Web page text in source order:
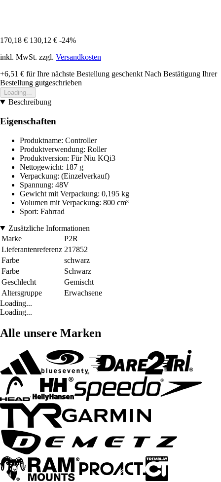
170,18 € 130,12 € -24%
inkl. MwSt. zzgl. Versandkosten
+6,51 € für Ihre nächste Bestellung geschenkt Nach Bestätigung Ihrer
Bestellung gutgeschrieben
Loading...
Beschreibung
Eigenschaften
Produktname: Controller
Produktverwendung: Roller
Produktversion: Für Niu KQi3
Nettogewicht: 187 g
Verpackung: (Einzelverkauf)
Spannung: 48V
Gewicht mit Verpackung: 0,195 kg
Volumen mit Verpackung: 800 cm³
Sport: Fahrrad
Zusätzliche Informationen
Marke
P2R
Lieferantenreferenz 217852
Farbe
schwarz
Farbe
Schwarz
Geschlecht
Gemischt
Altersgruppe
Erwachsene
Loading...
Loading...
Alle unsere Marken